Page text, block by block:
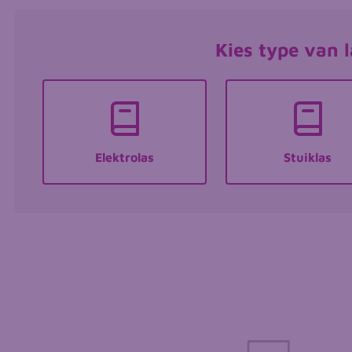
Wizard voor pe lassen
Kies type van
Elektrolas Stuiklas